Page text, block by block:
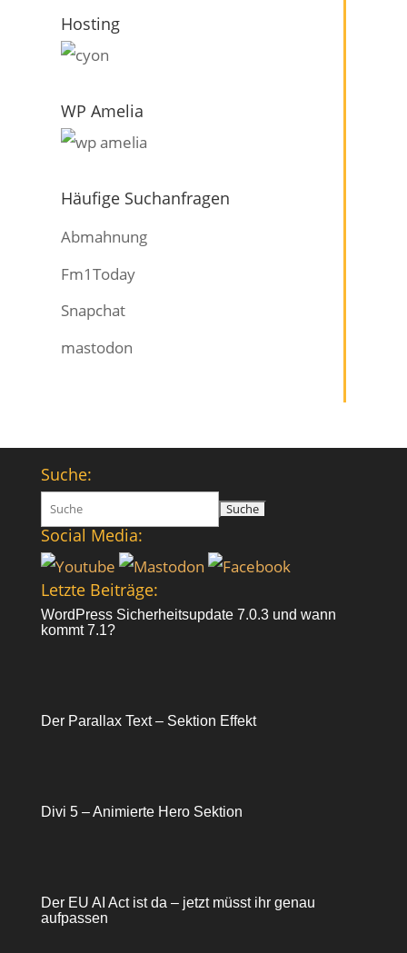
Hosting
WP Amelia
Häufige Suchanfragen
Abmahnung
Fm1Today
Snapchat
mastodon
Suche:
Suchen
nach:
Social Media:
Letzte Beiträge:
WordPress Sicherheitsupdate 7.0.3 und wann
kommt 7.1?
Der Parallax Text – Sektion Effekt
Divi 5 – Animierte Hero Sektion
Der EU AI Act ist da – jetzt müsst ihr genau
aufpassen